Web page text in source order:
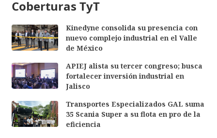
Coberturas TyT
Kinedyne consolida su presencia con
nuevo complejo industrial en el Valle
de México
APIEJ alista su tercer congreso; busca
fortalecer inversión industrial en
Jalisco
Transportes Especializados GAL suma
35 Scania Super a su flota en pro de la
eficiencia